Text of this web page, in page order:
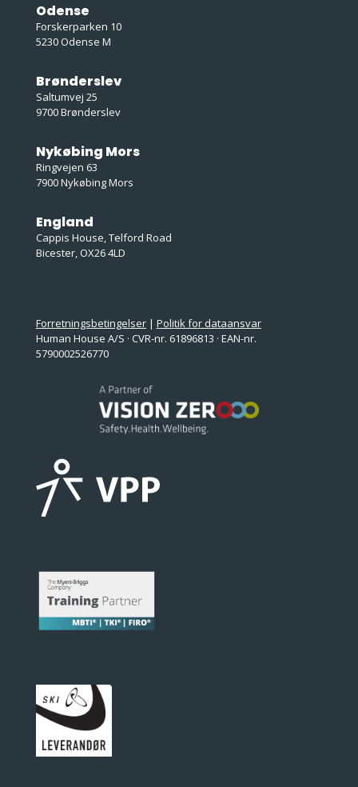
Odense
Forskerparken 10
5230 Odense M
Brønderslev
Saltumvej 25
9700 Brønderslev
Nykøbing Mors
Ringvejen 63
7900 Nykøbing Mors
England
Cappis House, Telford Road
Bicester, OX26 4LD
Forretningsbetingelser| Politik for dataansvar
Human House A/S · CVR-nr. 61896813 · EAN-nr.
5790002526770